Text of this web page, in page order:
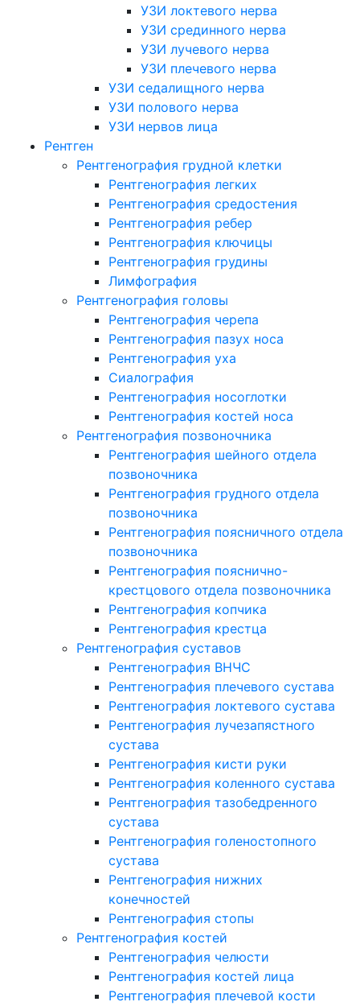
УЗИ локтевого нерва
УЗИ срединного нерва
УЗИ лучевого нерва
УЗИ плечевого нерва
УЗИ седалищного нерва
УЗИ полового нерва
УЗИ нервов лица
Рентген
Рентгенография грудной клетки
Рентгенография легких
Рентгенография средостения
Рентгенография ребер
Рентгенография ключицы
Рентгенография грудины
Лимфография
Рентгенография головы
Рентгенография черепа
Рентгенография пазух носа
Рентгенография уха
Сиалография
Рентгенография носоглотки
Рентгенография костей носа
Рентгенография позвоночника
Рентгенография шейного отдела
позвоночника
Рентгенография грудного отдела
позвоночника
Рентгенография поясничного отдела
позвоночника
Рентгенография пояснично-
крестцового отдела позвоночника
Рентгенография копчика
Рентгенография крестца
Рентгенография суставов
Рентгенография ВНЧС
Рентгенография плечевого сустава
Рентгенография локтевого сустава
Рентгенография лучезапястного
сустава
Рентгенография кисти руки
Рентгенография коленного сустава
Рентгенография тазобедренного
сустава
Рентгенография голеностопного
сустава
Рентгенография нижних
конечностей
Рентгенография стопы
Рентгенография костей
Рентгенография челюсти
Рентгенография костей лица
Рентгенография плечевой кости